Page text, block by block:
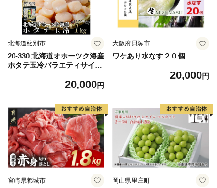
北海道紋別市
20-330 北海道オホーツク海産
ホタテ玉冷バラエティサイズ
20,000円
大阪府貝塚市
ワケあり水なす２０個
20,000円
宮崎県都城市 岡山県里庄町